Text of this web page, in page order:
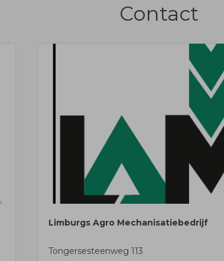
Contact
Limburgs Agro Mechanisatiebedrijf
Tongersesteenweg 113